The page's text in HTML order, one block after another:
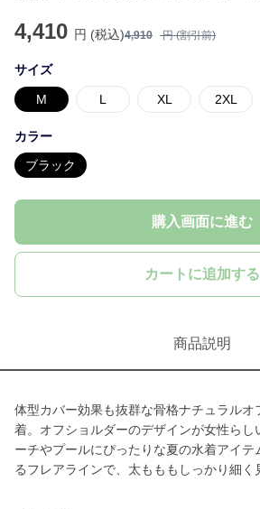
4,410 円 (税込)4,910 円 (割引前)
サイズ
M L XL 2XL
カラー
ブラック
購入画面に進む
カートに追加する
商品説明
体型カバー効果も抜群な骨格ナチュラルオ
着。オフショルダーのデザインが女性らし
ーチやプールにぴったりな夏の水着アイ
るフレアラインで、太もももしっかり細く